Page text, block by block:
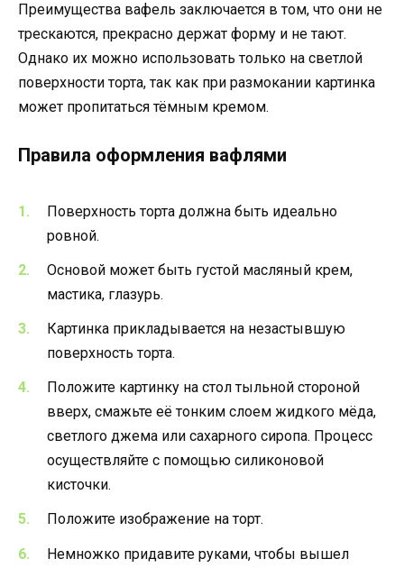
Преимущества вафель заключается в том, что они не
трескаются, прекрасно держат форму и не тают.
Однако их можно использовать только на светлой
поверхности торта, так как при размокании картинка
может пропитаться тёмным кремом.
Правила оформления вафлями
Поверхность торта должна быть идеально
ровной.
Основой может быть густой масляный крем,
мастика, глазурь.
Картинка прикладывается на незастывшую
поверхность торта.
Положите картинку на стол тыльной стороной
вверх, смажьте её тонким слоем жидкого мёда,
светлого джема или сахарного сиропа. Процесс
осуществляйте с помощью силиконовой
кисточки.
Положите изображение на торт.
Немножко придавите руками, чтобы вышел